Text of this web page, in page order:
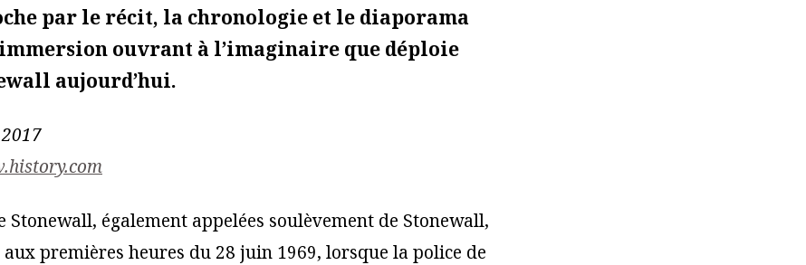
par le récit, la chronologie et le diaporama
ouvrant à l’imaginaire que déploie
aujourd’hui.
Stonewall, également appelées soulèvement de Stonewall,
aux premières heures du 28 juin 1969, lorsque la police de